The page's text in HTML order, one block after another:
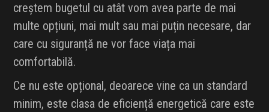
creștem bugetul cu atât vom avea parte de mai
multe opțiuni, mai mult sau mai puțin necesare, dar
care cu siguranță ne vor face viața mai
comfortabilă.
Ce nu este opțional, deoarece vine ca un standard
minim, este clasa de eficiență energetică care este